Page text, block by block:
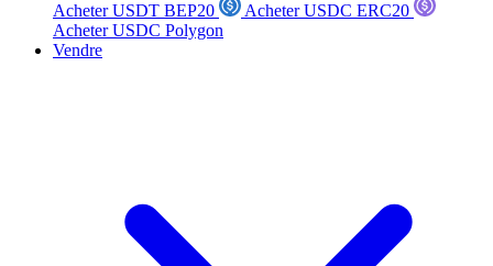
Acheter USDT BEP20
Acheter USDC ERC20
Acheter USDC Polygon
Vendre